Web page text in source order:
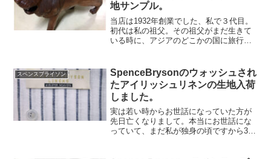
地サンプル。
当店は1932年創業でした、私で３代目。
初代は私の祖父。その祖父がまだ生きて
いる時に、アジアのどこかの国に旅行を
まま置いてあります。その祖父と私は二
人とも寅年。干支が同...
スペンスブライソン
SpenceBrysonのウォッシュされ
たアイリッシュリネンの生地入荷
しました。
実は若い時からお世話になっていた方が
先日亡くなりまして。本当にお世話にな
っていて、まだ私が独身の頃ですから30